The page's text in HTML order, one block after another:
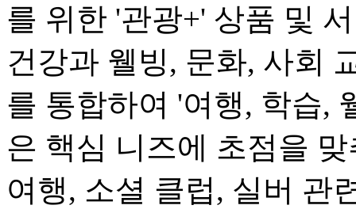
를 위한 '관광+' 상품 및
건강과 웰빙, 문화, 사회
를 통합하여 '여행, 학습,
은 핵심 니즈에 초점을
여행, 소셜 클럽, 실버 관